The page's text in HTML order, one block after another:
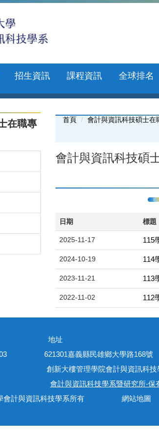
招生資訊 課程資訊 全球排名
在職專
首頁 會計與資訊科技碩士在
會計與資訊科技碩
日期 標題
2025-11-17 115
2024-10-19 114
2023-11-21 113
2022-11-02 112
地址
621301嘉義縣民雄鄉大學路168號
樓管理學院會計與資訊科技學系
會計與資訊科技學系暨研究所-
正大學會計與資訊科技學系所有